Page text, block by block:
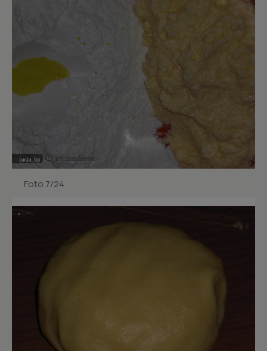
Foto 7/24